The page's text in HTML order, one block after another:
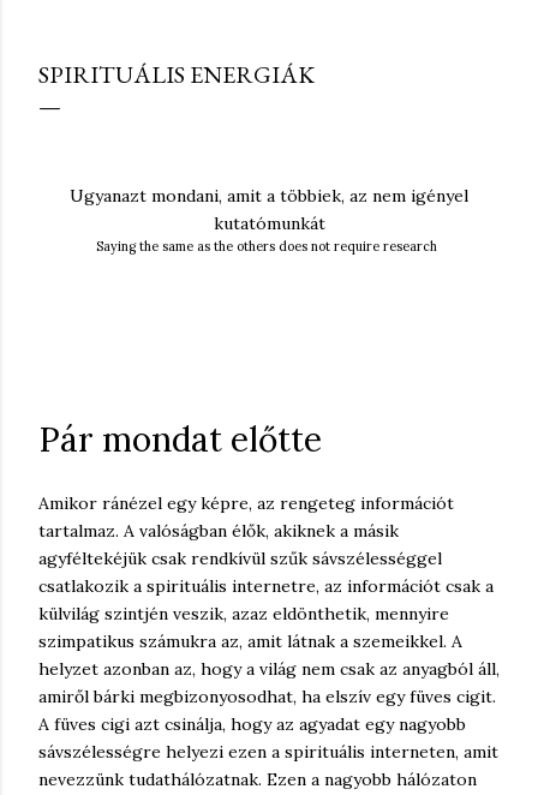
SPIRITUÁLIS ENERGIÁK
Ugyanazt mondani, amit a többiek, az nem igényel
kutatómunkát
Saying the same as the others does not require research
Pár mondat előtte
Amikor ránézel egy képre, az rengeteg információt
tartalmaz. A valóságban élők, akiknek a másik
agyféltekéjük csak rendkívül szűk sávszélességgel
csatlakozik a spirituális internetre, az információt csak a
külvilág szintjén veszik, azaz eldönthetik, mennyire
szimpatikus számukra az, amit látnak a szemeikkel. A
helyzet azonban az, hogy a világ nem csak az anyagból áll,
amiről bárki megbizonyosodhat, ha elszív egy füves cigit.
A füves cigi azt csinálja, hogy az agyadat egy nagyobb
sávszélességre helyezi ezen a spirituális interneten, amit
nevezzünk tudathálózatnak. Ezen a nagyobb hálózaton